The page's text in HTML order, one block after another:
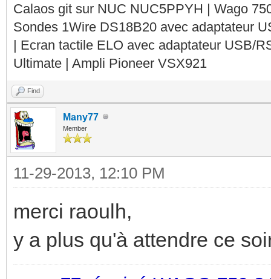
Calaos git sur NUC NUC5PPYH | Wago
Sondes 1Wire DS18B20 avec adaptateur
| Ecran tactile ELO avec adaptateur USB/
Ultimate | Ampli Pioneer VSX921
Find
Many77
Member
11-29-2013, 12:10 PM
merci raoulh,
y a plus qu'à attendre ce